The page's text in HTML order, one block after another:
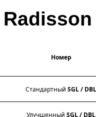
Номер
Стандартный SGL/
Улучшенный SGL/ DBL